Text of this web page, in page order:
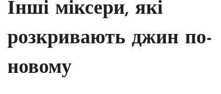
Інші міксери, які
розкривають джин по-
новому